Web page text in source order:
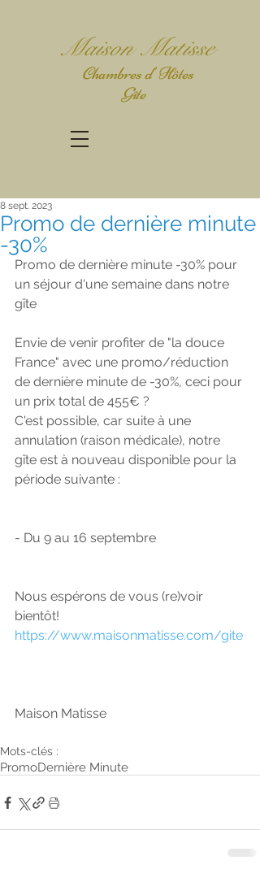
Maison Matisse
Chambres d' Hôtes
Gîte
Promo de dernière minute
-30%
8 sept. 2023
Promo de dernière minute -30% pour
un séjour d'une semaine dans notre
gîte
Envie de venir profiter de "la douce
France" avec une promo/réduction
de dernière minute de -30%, ceci pour
un prix total de 455€ ?
C'est possible, car suite à une
annulation (raison médicale), notre
gîte est à nouveau disponible pour la
période suivante :
- Du 9 au 16 septembre
Nous espérons de vous (re)voir
bientôt!
https://www.maisonmatisse.com/gite
Maison Matisse
Mots-clés :
PromoDernière Minute